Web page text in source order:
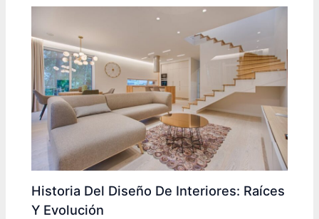
Historia Del Diseño De Interiores: Raíces
Y Evolución